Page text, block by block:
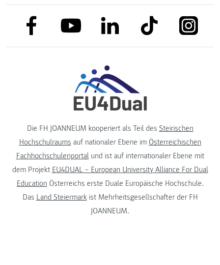
link to facebooklink to youtubelink to linkedinlink to tiktok
Die FH JOANNEUM kooperiert als Teil des Steirischen
Hochschulraums auf nationaler Ebene im Österreichischen
Fachhochschulenportalund ist auf internationaler Ebene mit
dem Projekt EU4DUAL – European University Alliance For Dual
Education Österreichs erste Duale Europäische Hochschule.
Das Land Steiermarkist Mehrheitsgesellschafter der FH
JOANNEUM.